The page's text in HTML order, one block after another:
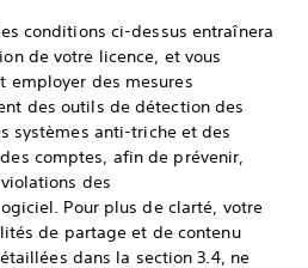
conditions ci-dessus entraînera
de votre licence, et vous
employer des mesures
des outils de détection des
systèmes anti-triche et des
comptes, afin de prévenir,
des
Pour plus de clarté, votre
de partage et de contenu
dans la section 3.4, ne